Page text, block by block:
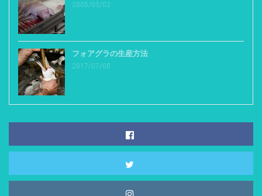
2005/03/02
フォアグラの生産方法
2017/07/08